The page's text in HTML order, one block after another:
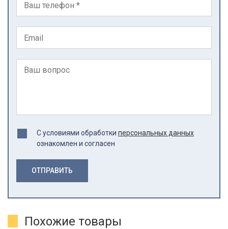
С условиями обработки персональных данных
ознакомлен и согласен
ОТПРАВИТЬ
Похожие товары